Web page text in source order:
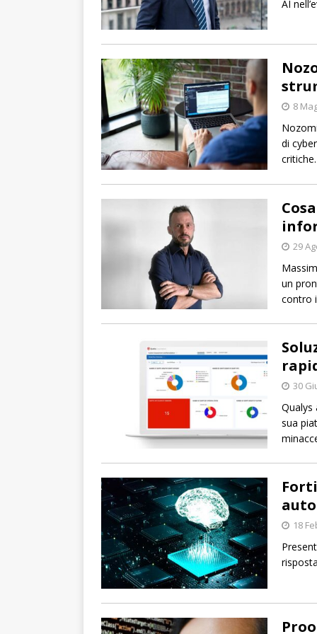
AI
8
di
critiche.
29
un
contro
30
Qualys
sua
18